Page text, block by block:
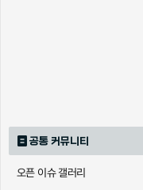
공통 커뮤니티
오픈 이슈 갤러리